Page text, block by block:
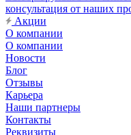
консультация от наших
Акции
О компании
О компании
Новости
Блог
Отзывы
Карьера
Наши партнеры
Контакты
Реквизиты